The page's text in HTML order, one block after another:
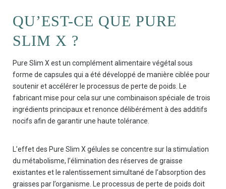
QU’EST-CE QUE PURE
SLIM X ?
Pure Slim X est un complément alimentaire végétal sous
forme de capsules qui a été développé de manière ciblée pour
soutenir et accélérer le processus de perte de poids. Le
fabricant mise pour cela sur une combinaison spéciale de trois
ingrédients principaux et renonce délibérément à des additifs
nocifs afin de garantir une haute tolérance.
L’effet des Pure Slim X gélules se concentre sur la stimulation
du métabolisme, l’élimination des réserves de graisse
existantes et le ralentissement simultané de l’absorption des
graisses par l’organisme. Le processus de perte de poids doit